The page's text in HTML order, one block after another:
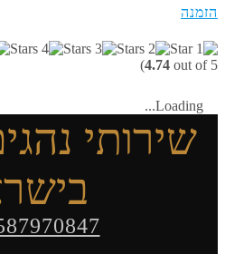
הזמנה
4.74 out of 5)
Loading...
שירותי